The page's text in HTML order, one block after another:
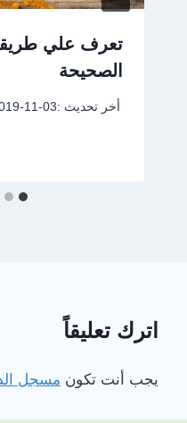
تعرف علي
الصحيحة
أخر تحديث :11-03
اترك تعليقاً
يجب أنت تكون مسجل